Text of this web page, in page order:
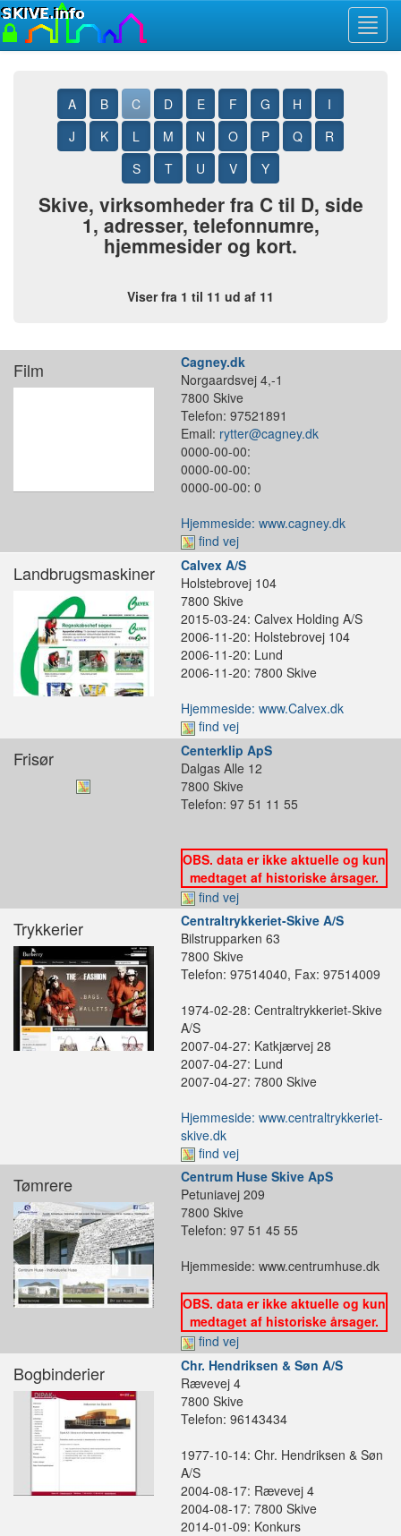
A B C D E F G H
I
J
K L M N O P Q
R
S
T U V Y
Skive, virksomheder fra C til D, side
1, adresser, telefonnumre,
hjemmesider og kort.
Viser fra 1 til 11 ud af 11
Film
Cagney.dk
Norgaardsvej 4,-1
7800 Skive
Telefon: 97521891
Email: rytter@cagney.dk
0000-00-00:
0000-00-00:
0000-00-00: 0
Hjemmeside: www.cagney.dk
find vej
Landbrugsmaskiner
Calvex A/S
Holstebrovej 104
7800 Skive
2015-03-24: Calvex Holding A/S
2006-11-20: Holstebrovej 104
2006-11-20: Lund
2006-11-20: 7800 Skive
Hjemmeside: www.Calvex.dk
find vej
Frisør
Centerklip ApS
Dalgas Alle 12
7800 Skive
Telefon: 97 51 11 55
OBS. data er ikke aktuelle og kun
medtaget af historiske årsager.
find vej
Trykkerier
Centraltrykkeriet-Skive A/S
Bilstrupparken 63
7800 Skive
Telefon: 97514040, Fax: 97514009
1974-02-28: Centraltrykkeriet-Skive
A/S
2007-04-27: Katkjærvej 28
2007-04-27: Lund
2007-04-27: 7800 Skive
Hjemmeside: www.centraltrykkeriet-
skive.dk
find vej
Tømrere
Centrum Huse Skive ApS
Petuniavej 209
7800 Skive
Telefon: 97 51 45 55
Hjemmeside: www.centrumhuse.dk
OBS. data er ikke aktuelle og kun
medtaget af historiske årsager.
find vej
Bogbinderier
Chr. Hendriksen & Søn A/S
Rævevej 4
7800 Skive
Telefon: 96143434
1977-10-14: Chr. Hendriksen & Søn
A/S
2004-08-17: Rævevej 4
2004-08-17: 7800 Skive
2014-01-09: Konkurs